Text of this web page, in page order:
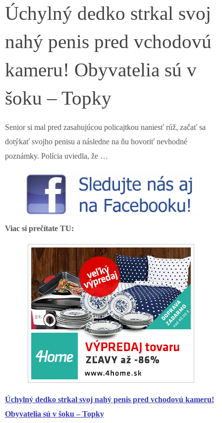
Úchylný dedko strkal svoj
nahý penis pred vchodovú
kameru! Obyvatelia sú v
šoku – Topky
Senior si mal pred zasahujúcou policajtkou naniesť rúž, začať sa
dotýkať svojho penisu a následne na ňu hovoriť nevhodné
poznámky. Polícia uviedla, že …
Viac si prečítate TU:
Úchylný dedko strkal svoj nahý penis pred vchodovú kameru!
Obyvatelia sú v šoku – Topky